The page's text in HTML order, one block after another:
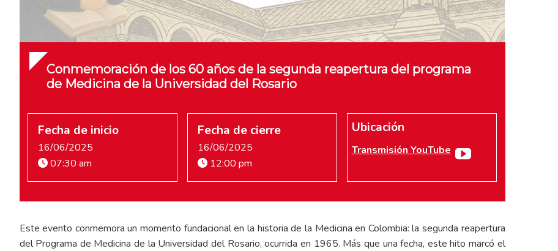
Conmemoración de los 60 años de la segunda reapertura del programa
de Medicina de la Universidad del Rosario
Fecha de inicio
16/06/2025
07:30 am
Fecha de cierre
16/06/2025
12:00 pm
Ubicación
Transmisión YouTube
Este evento conmemora un momento fundacional en la historia de la Medicina en Colombia: la segunda reapertura
del Programa de Medicina de la Universidad del Rosario, ocurrida en 1965. Más que una fecha, este hito marcó el